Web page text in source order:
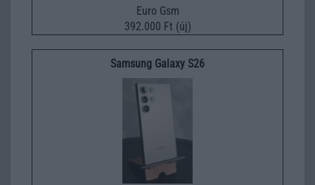
Euro Gsm
392.000 Ft (új)
Samsung Galaxy S26